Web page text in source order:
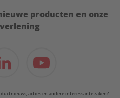
producten en onze
acties en andere interessante zaken?